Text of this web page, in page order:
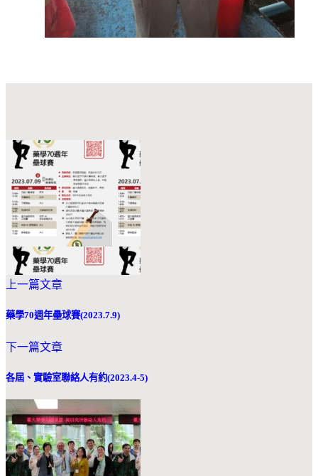
上一篇文章
藥學70週年壘球賽(2023.7.9)
下一篇文章
各屆、實驗室聯絡人有約(2023.4-5)